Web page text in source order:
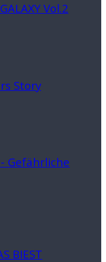
Vol.2
Story
Gefährliche
BIEST